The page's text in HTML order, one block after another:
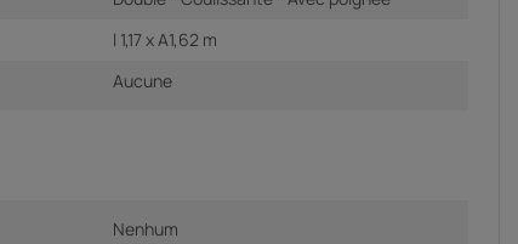
l 1,17 x A1,62 m
Aucune
Nenhum